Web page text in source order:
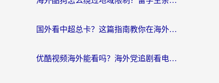
国外看中超总卡？这篇指南教你在海外流畅看体育赛事+中文解说（附避坑技巧）
优酷视频海外能看吗？海外党追剧看电影的终极解决方案来了